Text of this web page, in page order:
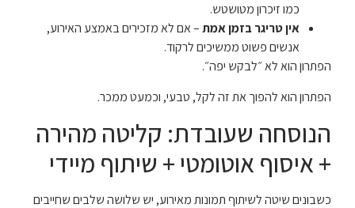
כמו זיכרון מטושטש.
אין טריגר בזמן אמת– אם לא מזכירים באמצע האירוע,
אנשים פשוט ממשיכים לרקוד.
הפתרון הוא לא ״לבקש יפה״.
הפתרון הוא להפוך את זה לקל, טבעי, וכמעט ממכר.
הנוסחה שעובדת: קליטה מהירה
+ איסוף אוטומטי + שיתוף מיידי
כשבונים שיטה לשיתוף תמונות מאירוע, יש שלושה שלבים שחייבים